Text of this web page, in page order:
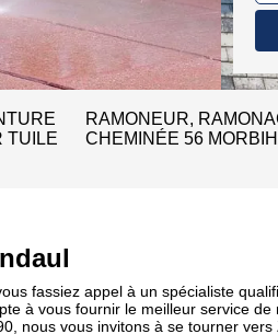
TUILE
RAMONEUR,
CHEMINÉE 56
fassiez appel à un spécialiste
à vous fournir le meilleur service
nous vous invitons à se tourner